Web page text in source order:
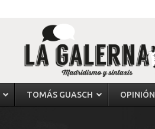
TOMÁS GUASCH OPINIÓN